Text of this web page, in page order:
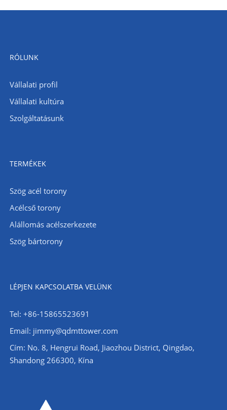
RÓLUNK
Vállalati profil
Vállalati kultúra
Szolgáltatásunk
TERMÉKEK
Szög acél torony
Acélcső torony
Alállomás acélszerkezete
Szög bártorony
LÉPJEN KAPCSOLATBA VELÜNK
Tel: +86-15865523691
Email: jimmy@qdmttower.com
Cím: No. 8, Hengrui Road, Jiaozhou District, Qingdao,
Shandong 266300, Kína